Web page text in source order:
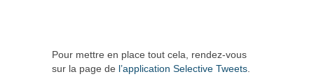
Pour mettre en place tout cela, rendez-vous
sur la page de l’application Selective Tweets